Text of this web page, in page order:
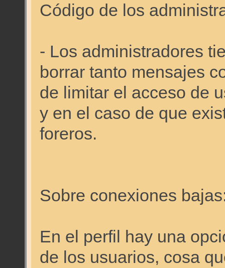
Código de los
- Los administradores
borrar tanto mensajes
de limitar el acceso de
y en el caso de que
foreros.
Sobre conexiones
En el perfil hay una
de los usuarios, cosa